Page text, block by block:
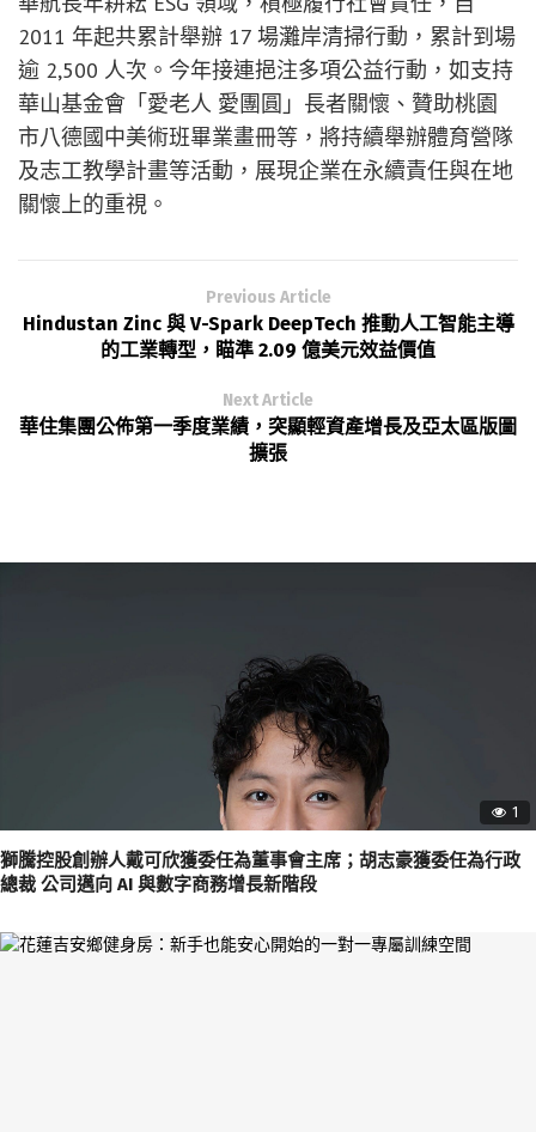
2011 年起共累計舉辦 17 場灘岸清掃行動，累計到場
逾 2,500 人次。今年接連挹注多項公益行動，如支持
華山基金會「愛老人 愛團圓」長者關懷、贊助桃園
市八德國中美術班畢業畫冊等，將持續舉辦體育營隊
及志工教學計畫等活動，展現企業在永續責任與在地
關懷上的重視。
Previous Article
Hindustan Zinc 與 V-Spark DeepTech 推動人工智能主導
的工業轉型，瞄準 2.09 億美元效益價值
Next Article
華住集團公佈第一季度業績，突顯輕資產增長及亞太區版圖
擴張
1
獅騰控股創辦人戴可欣獲委任為董事會主席；胡志豪獲委任為行政
總裁 公司邁向 AI 與數字商務增長新階段